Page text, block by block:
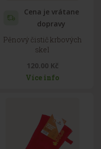
Cena je vrátane
dopravy
Pěnový čistič krbových
skel
120.00 Kč
Více info